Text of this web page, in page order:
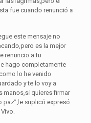
fue cuando renunció a
este mensaje no
es la mejor
renuncio a tu
hago completamente
lo he venido
y te lo voy a
manos,si quieres firmar
paz”,le suplicó expresó